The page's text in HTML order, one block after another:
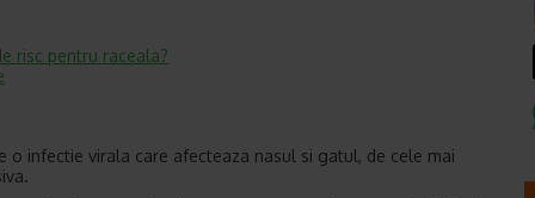
risc pentru raceala?
o infectie virala care afecteaza nasul si gatul, de cele mai